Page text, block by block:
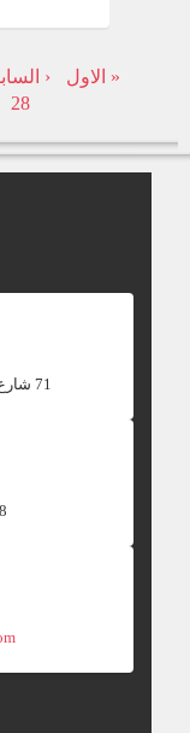
« الاول ‹
28
‎71 شارع محرم بك - محرم بك. الاسكندريه